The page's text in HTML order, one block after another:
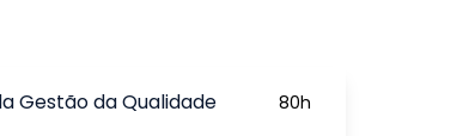
Gestão da Qualidade 80h